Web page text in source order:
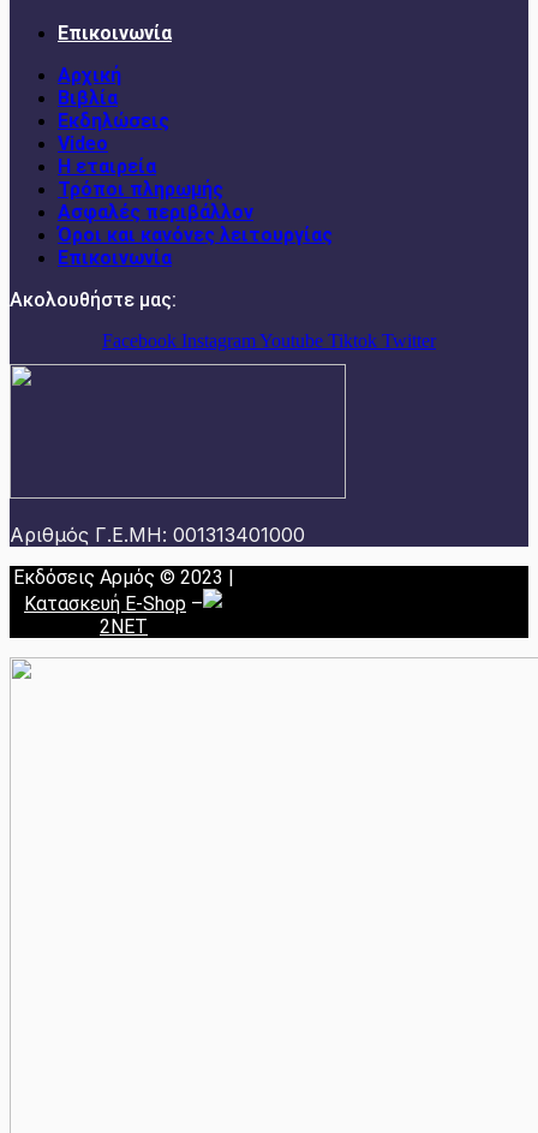
Επικοινωνία
Αρχική
Βιβλία
Εκδηλώσεις
Video
Η εταιρεία
Τρόποι πληρωμής
Ασφαλές περιβάλλον
Όροι και κανόνες λειτουργίας
Επικοινωνία
Ακολουθήστε μας:
Facebook InstagramYoutube Tiktok Twitter
Αριθμός Γ.Ε.ΜΗ: 001313401000
Εκδόσεις Αρμός © 2023 |
Κατασκευή E-Shop –
2NET